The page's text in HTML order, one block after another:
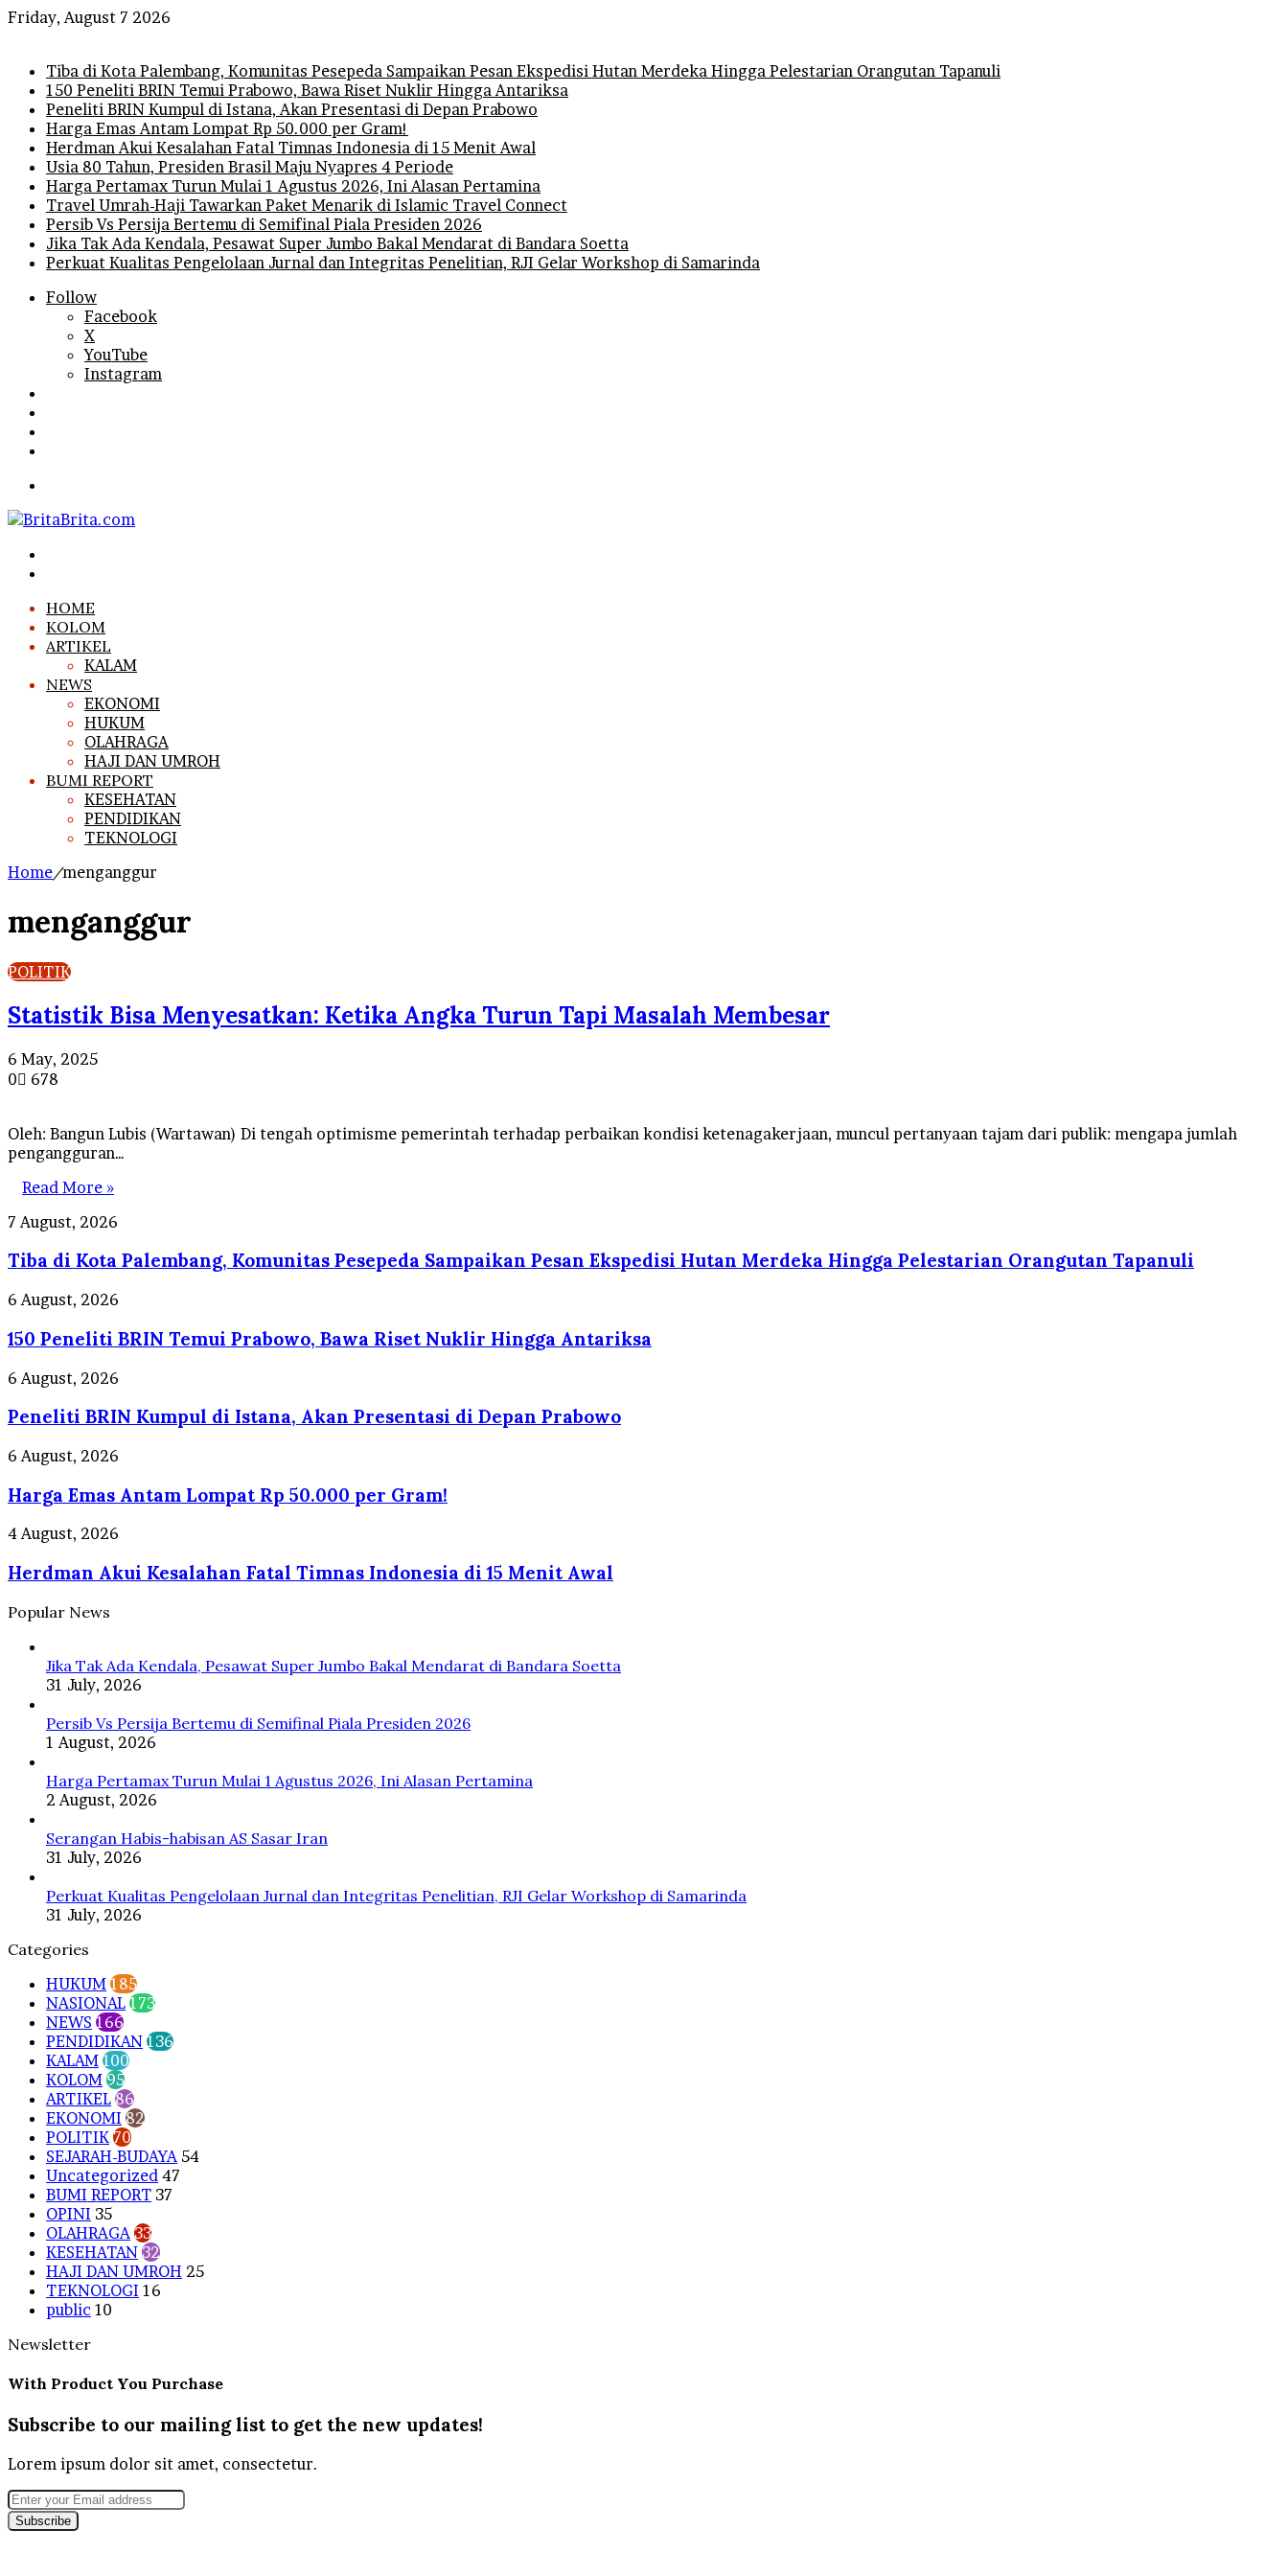
Friday, August 7 2026
Tiba di Kota Palembang, Komunitas Pesepeda Sampaikan Pesan Ekspedisi Hutan Merdeka Hingga Pelestarian Orangutan Tapanuli
150 Peneliti BRIN Temui Prabowo, Bawa Riset Nuklir Hingga Antariksa
Peneliti BRIN Kumpul di Istana, Akan Presentasi di Depan Prabowo
Harga Emas Antam Lompat Rp 50.000 per Gram!
Herdman Akui Kesalahan Fatal Timnas Indonesia di 15 Menit Awal
Usia 80 Tahun, Presiden Brasil Maju Nyapres 4 Periode
Harga Pertamax Turun Mulai 1 Agustus 2026, Ini Alasan Pertamina
Travel Umrah-Haji Tawarkan Paket Menarik di Islamic Travel Connect
Persib Vs Persija Bertemu di Semifinal Piala Presiden 2026
Jika Tak Ada Kendala, Pesawat Super Jumbo Bakal Mendarat di Bandara Soetta
Perkuat Kualitas Pengelolaan Jurnal dan Integritas Penelitian, RJI Gelar Workshop di Samarinda
Follow
Facebook
X
YouTube
Instagram
HOME
KOLOM
ARTIKEL
KALAM
NEWS
EKONOMI
HUKUM
OLAHRAGA
HAJI DAN UMROH
BUMI REPORT
KESEHATAN
PENDIDIKAN
TEKNOLOGI
Home/menganggur
menganggur
POLITIK
Statistik Bisa Menyesatkan: Ketika Angka Turun Tapi Masalah Membesar
6 May, 2025
0
678
Oleh: Bangun Lubis (Wartawan) Di tengah optimisme pemerintah terhadap perbaikan kondisi ketenagakerjaan, muncul pertanyaan tajam dari publik: mengapa jumlah
pengangguran…
Read More »
Tiba
Kota
Komunitas
Sampaikan
Ekspedisi
Hutan
Merdeka
Hingga
Pelestarian
Orangutan
Tapanuli
7 August, 2026
Tiba di Kota Palembang, Komunitas Pesepeda Sampaikan Pesan Ekspedisi Hutan Merdeka Hingga Pelestarian Orangutan Tapanuli
150
BRIN
Prabowo,
Riset
Hingga
Antariksa
6 August, 2026
150 Peneliti BRIN Temui Prabowo, Bawa Riset Nuklir Hingga Antariksa
Peneliti
Kumpul
Istana,
Presentasi
Depan
Prabowo
6 August, 2026
Peneliti BRIN Kumpul di Istana, Akan Presentasi di Depan Prabowo
Harga
Antam
Lompat
Rp
per
6 August, 2026
Harga Emas Antam Lompat Rp 50.000 per Gram!
Herdman
Kesalahan
Timnas
Menit
Awal
4 August, 2026
Herdman Akui Kesalahan Fatal Timnas Indonesia di 15 Menit Awal
Popular News
Jika Tak Ada Kendala, Pesawat Super Jumbo Bakal Mendarat di Bandara Soetta
31 July, 2026
Persib Vs Persija Bertemu di Semifinal Piala Presiden 2026
1 August, 2026
Harga Pertamax Turun Mulai 1 Agustus 2026, Ini Alasan Pertamina
2 August, 2026
Serangan Habis-habisan AS Sasar Iran
31 July, 2026
Perkuat Kualitas Pengelolaan Jurnal dan Integritas Penelitian, RJI Gelar Workshop di Samarinda
31 July, 2026
Categories
HUKUM 185
NASIONAL 173
NEWS 166
PENDIDIKAN 136
KALAM 100
KOLOM 95
ARTIKEL 86
EKONOMI 82
POLITIK 70
SEJARAH-BUDAYA 54
Uncategorized 47
BUMI REPORT 37
OPINI 35
OLAHRAGA 33
KESEHATAN 32
HAJI DAN UMROH 25
TEKNOLOGI 16
public 10
Newsletter
With Product You Purchase
Subscribe to our mailing list to get the new updates!
Lorem ipsum dolor sit amet, consectetur.
Enter
your
Email